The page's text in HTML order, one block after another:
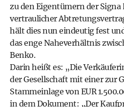
zu den Eigentümern der
vertraulicher
hält dies nun eindeutig fest
das enge Naheverhältnis
Benko.
Darin heißt es: „Die
der Gesellschaft mit einer zur
Stammeinlage von EUR
in dem Dokument: „Der